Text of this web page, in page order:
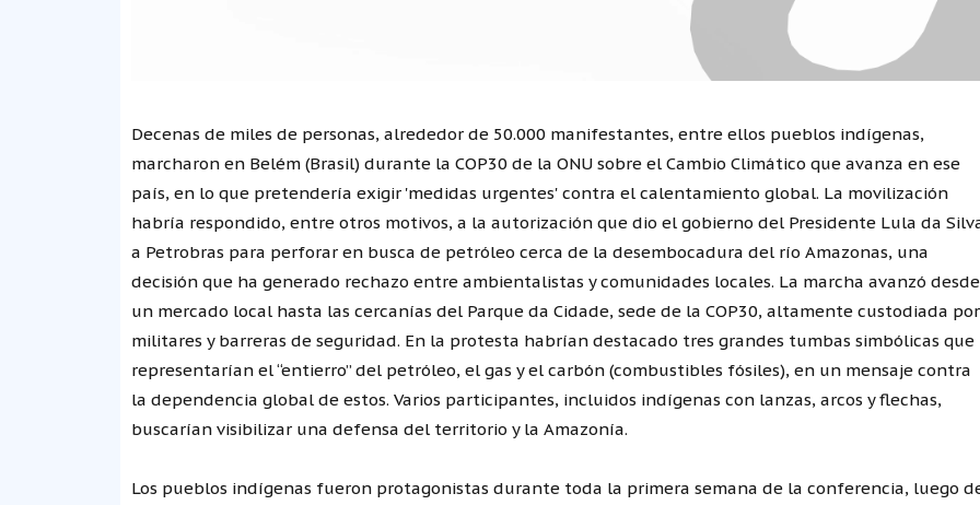
Decenas de miles de personas, alrededor de 50.000 manifestantes, entre ellos pueblos indígenas,
marcharon en Belém (Brasil) durante la COP30 de la ONU sobre el Cambio Climático que avanza en ese
país, en lo que pretendería exigir 'medidas urgentes' contra el calentamiento global. La movilización
habría respondido, entre otros motivos, a la autorización que dio el gobierno del Presidente Lula da
a Petrobras para perforar en busca de petróleo cerca de la desembocadura del río Amazonas, una
decisión que ha generado rechazo entre ambientalistas y comunidades locales. La marcha avanzó desde
un mercado local hasta las cercanías del Parque da Cidade, sede de la COP30, altamente custodiada por
militares y barreras de seguridad. En la protesta habrían destacado tres grandes tumbas simbólicas que
representarían el “entierro” del petróleo, el gas y el carbón (combustibles fósiles), en un mensaje contra
la dependencia global de estos. Varios participantes, incluidos indígenas con lanzas, arcos y flechas,
buscarían visibilizar una defensa del territorio y la Amazonía.
Los pueblos indígenas fueron protagonistas durante toda la primera semana de la conferencia, luego